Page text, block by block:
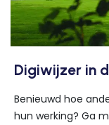
Digiwijzer in
Benieuwd hoe
hun werking? Ga